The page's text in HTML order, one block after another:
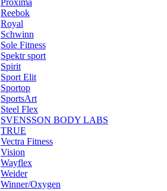
Proxima
Reebok
Royal
Schwinn
Sole Fitness
Spektr sport
Spirit
Sport Elit
Sportop
SportsArt
Steel Flex
SVENSSON BODY LABS
TRUE
Vectra Fitness
Vision
Wayflex
Weider
Winner/Oxygen